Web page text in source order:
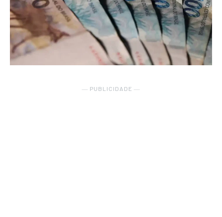
― PUBLICIDADE ―